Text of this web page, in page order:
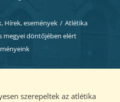
, Hírek, események / Atlétika
megyei döntőjében elért
szerepeltek az atlétika